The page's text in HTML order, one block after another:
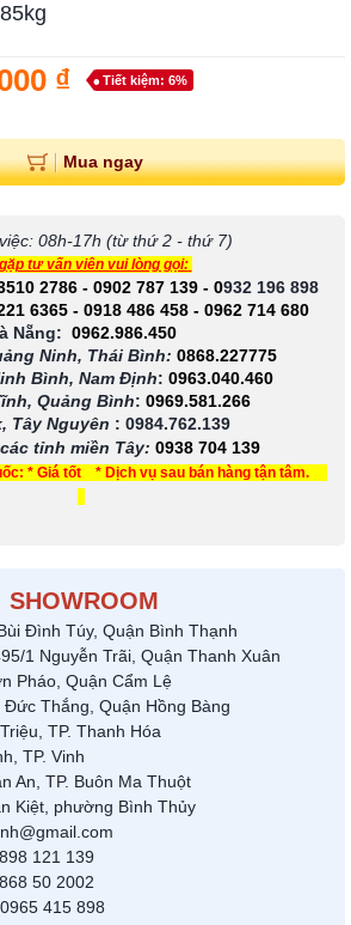
₫ Tiết kiệm: 6%
Mua ngay
08h-17h (từ thứ 2 - thứ 7)
tư vấn viên vui lòng gọi:
2786 - 0902 787 139- 0932 196 898
6365 - 0918 486 458 - 0962 714 680
Nẵng: 0962.986.450
Ninh, Thái Bình: 0868.227775
Bình, Nam Định: 0963.040.460
Quảng Bình: 0969.581.266
Tây Nguyên : 0984.762.139
tỉnh miền Tây: 0938 704 139
* Giá tốt * Dịch vụ sau bán hàng tận tâm.
SHOWROOM
Đình Túy, Quận Bình Thạnh
1 Nguyễn Trãi, Quận Thanh Xuân
Pháo, Quận Cẩm Lệ
Đức Thắng, Quận Hồng Bàng
TP. Thanh Hóa
TP. Vinh
An, TP. Buôn Ma Thuột
Kiệt, phường Bình Thủy
121 139
50 2002
0965 415 898